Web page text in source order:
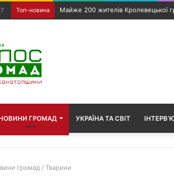
Топ-новина Родинам загиблих прикордонників
ГРОМАД УКРАЇНА ТА СВІТ
громад / Тварини